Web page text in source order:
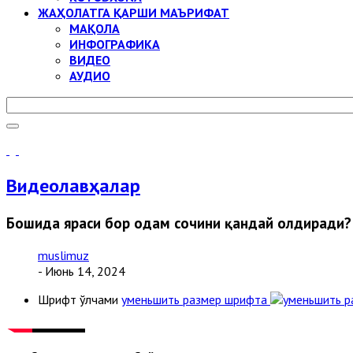
ЖАҲОЛАТГА ҚАРШИ МАЪРИФАТ
МАҚОЛА
ИНФОГРАФИКА
ВИДЕО
АУДИО
Видеолавҳалар
Бошида яраси бор одам сочини қандай олдиради?
muslimuz
- Июнь 14, 2024
Шрифт ўлчами уменьшить размер шрифта